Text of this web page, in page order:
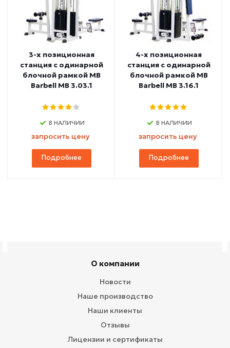
3-х позиционная
станция с одинарной
блочной рамкой MB
Barbell МВ 3.03.1
В НАЛИЧИИ
запросить цену
Подробнее
4-х позиционная
станция с одинарной
блочной рамкой MB
Barbell МВ 3.16.1
В НАЛИЧИИ
запросить цену
Подробнее
О компании
Новости
Наше производство
Наши клиенты
Отзывы
Лицензии и сертификаты